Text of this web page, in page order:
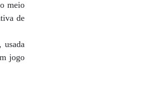
meio
de
usada
jogo